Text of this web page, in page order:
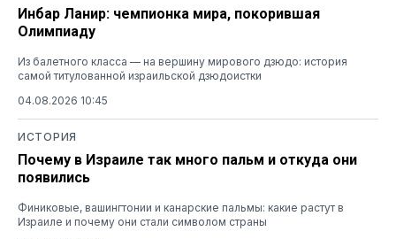
Инбар Ланир: чемпионка мира, покорившая
Олимпиаду
Из балетного класса — на вершину мирового дзюдо: история
самой титулованной израильской дзюдоистки
04.08.2026 10:45
ИСТОРИЯ
Почему в Израиле так много пальм и откуда они
появились
Финиковые, вашингтонии и канарские пальмы: какие растут в
Израиле и почему они стали символом страны